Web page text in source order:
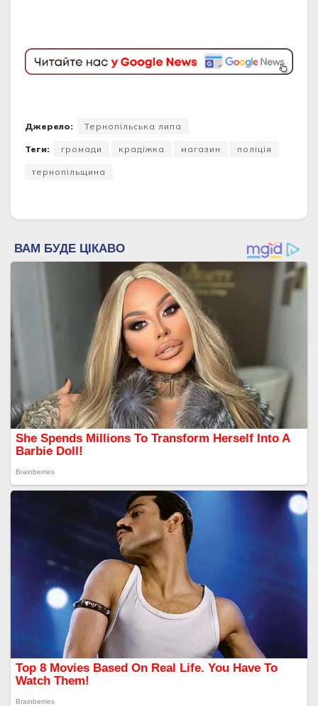
Джерело: Тернопільська липа
Теги: громади крадіжка магазин поліція
тернопільщина